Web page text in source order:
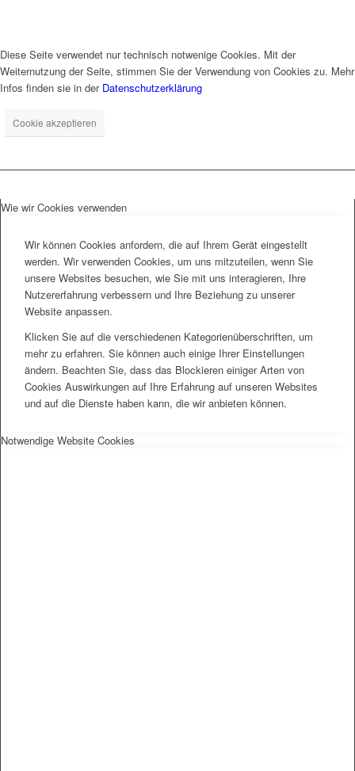
Diese Seite verwendet nur technisch notwenige Cookies. Mit der
Weiternutzung der Seite, stimmen Sie der Verwendung von Cookies zu. Mehr
Infos finden sie in der Datenschutzerklärung
Cookie akzeptieren
Wie wir Cookies verwenden
Wir können Cookies anfordern, die auf Ihrem Gerät eingestellt
werden. Wir verwenden Cookies, um uns mitzuteilen, wenn Sie
unsere Websites besuchen, wie Sie mit uns interagieren, Ihre
Nutzererfahrung verbessern und Ihre Beziehung zu unserer
Website anpassen.
Klicken Sie auf die verschiedenen Kategorienüberschriften, um
mehr zu erfahren. Sie können auch einige Ihrer Einstellungen
ändern. Beachten Sie, dass das Blockieren einiger Arten von
Cookies Auswirkungen auf Ihre Erfahrung auf unseren Websites
und auf die Dienste haben kann, die wir anbieten können.
Notwendige Website Cookies